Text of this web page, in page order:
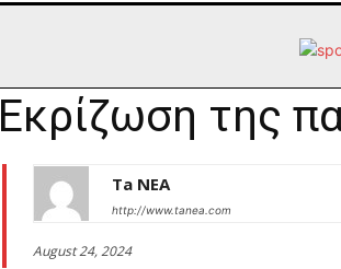
Εκρίζωση της
Ta NEA
http://www.tanea.com
August 24, 2024